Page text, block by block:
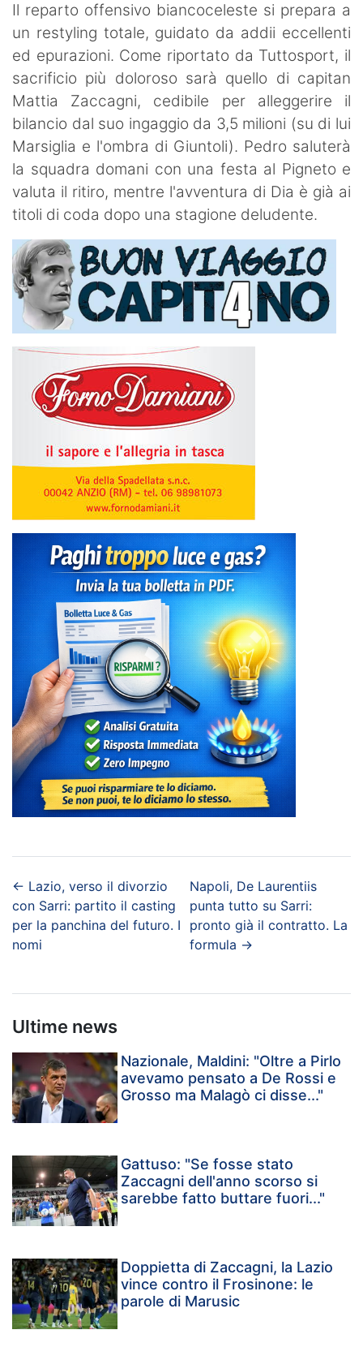
Il reparto offensivo biancoceleste si prepara a
un restyling totale, guidato da addii eccellenti
ed epurazioni. Come riportato da Tuttosport, il
sacrificio più doloroso sarà quello di capitan
Mattia Zaccagni, cedibile per alleggerire il
bilancio dal suo ingaggio da 3,5 milioni (su di lui
Marsiglia e l'ombra di Giuntoli). Pedro saluterà
la squadra domani con una festa al Pigneto e
valuta il ritiro, mentre l'avventura di Dia è già ai
titoli di coda dopo una stagione deludente.
← Lazio, verso il divorzio
con Sarri: partito il casting
per la panchina del futuro. I
nomi
Napoli, De Laurentiis
punta tutto su Sarri:
pronto già il contratto. La
formula →
Ultime news
Nazionale, Maldini: "Oltre a Pirlo
avevamo pensato a De Rossi e
Grosso ma Malagò ci disse..."
Gattuso: "Se fosse stato
Zaccagni dell'anno scorso si
sarebbe fatto buttare fuori..."
Doppietta di Zaccagni, la Lazio
vince contro il Frosinone: le
parole di Marusic